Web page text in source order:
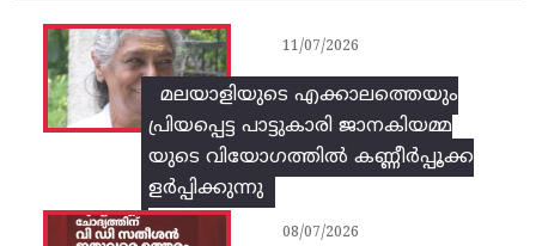
മലയാളിയുടെ എക്കാലത്തെയും
പ്രിയപ്പെട്ട പാട്ടുകാരി ജാനകിയമ്മ
യുടെ വിയോഗത്തിൽ കണ്ണീർപ്പൂക്ക
ളർപ്പിക്കുന്നു
11/07/2026
08/07/2026